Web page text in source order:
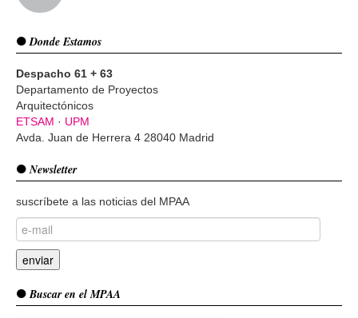
Donde Estamos
Despacho 61 + 63
Departamento de Proyectos
Arquitectónicos
ETSAM · UPM
Avda. Juan de Herrera 4 28040 Madrid
Newsletter
suscríbete a las noticias del MPAA
Buscar en el MPAA